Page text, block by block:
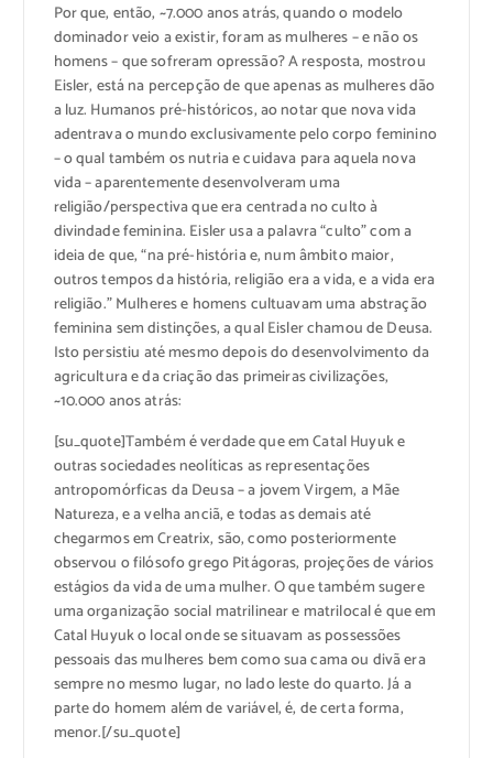
Por que, então, ~7.000 anos atrás, quando o modelo
dominador veio a existir, foram as mulheres – e não os
homens – que sofreram opressão? A resposta, mostrou
Eisler, está na percepção de que apenas as mulheres dão
a luz. Humanos pré-históricos, ao notar que nova vida
adentrava o mundo exclusivamente pelo corpo feminino
– o qual também os nutria e cuidava para aquela nova
vida – aparentemente desenvolveram uma
religião/perspectiva que era centrada no culto à
divindade feminina. Eisler usa a palavra “culto” com a
ideia de que, “na pré-história e, num âmbito maior,
outros tempos da história, religião era a vida, e a vida era
religião.” Mulheres e homens cultuavam uma abstração
feminina sem distinções, a qual Eisler chamou de Deusa.
Isto persistiu até mesmo depois do desenvolvimento da
agricultura e da criação das primeiras civilizações,
~10.000 anos atrás:
[su_quote]Também é verdade que em Catal Huyuk e
outras sociedades neolíticas as representações
antropomórficas da Deusa – a jovem Virgem, a Mãe
Natureza, e a velha anciã, e todas as demais até
chegarmos em Creatrix, são, como posteriormente
observou o filósofo grego Pitágoras, projeções de vários
estágios da vida de uma mulher. O que também sugere
uma organização social matrilinear e matrilocal é que em
Catal Huyuk o local onde se situavam as possessões
pessoais das mulheres bem como sua cama ou divã era
sempre no mesmo lugar, no lado leste do quarto. Já a
parte do homem além de variável, é, de certa forma,
menor.[/su_quote]